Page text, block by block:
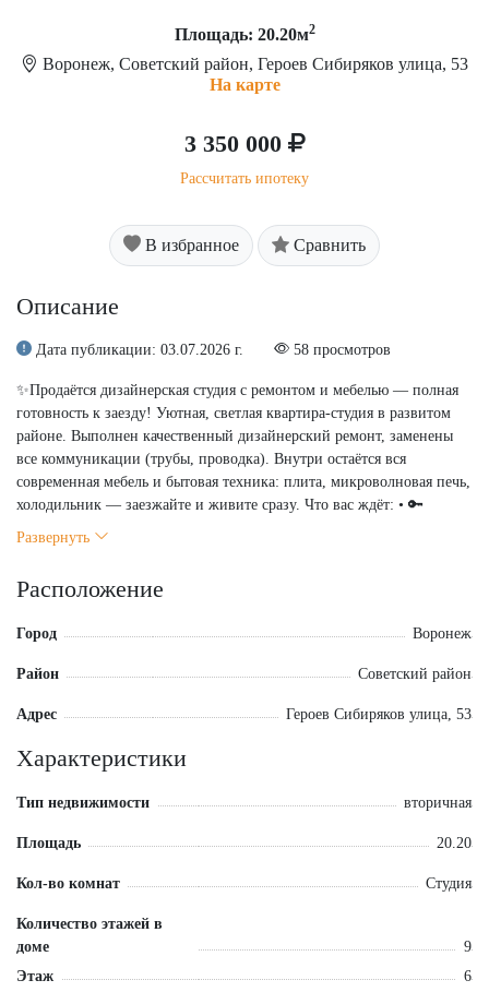
Площадь: 20.20м2
Воронеж, Советский район, Героев Сибиряков улица, 53
На карте
3 350 000
Рассчитать ипотеку
В избранное Сравнить
Описание
Дата публикации: 03.07.2026 г. 58 просмотров
✨Продаётся дизайнерская студия с ремонтом и мебелью — полная
готовность к заезду! Уютная, светлая квартира-студия в развитом
районе. Выполнен качественный дизайнерский ремонт, заменены
все коммуникации (трубы, проводка). Внутри остаётся вся
современная мебель и бытовая техника: плита, микроволновая печь,
холодильник — заезжайте и живите сразу. Что вас ждёт: • 🔑
Продуманная планировка — каждый метр используется с умом. • 🛠
Инфраструктура рядом: 🏪 ТЦ, рынок, остановка общественного
шаговой доступности. Идеальный вариант для: ✔ Первого
собственного жилья ✔ Выгодного вложения средств (ликвидно,
договорённости. 📞 Звоните, отвечу на все вопросы!
Развернуть
Расположение
Город Воронеж
Район Советский район
Адрес Героев Сибиряков улица, 53
Характеристики
Тип недвижимости вторичная
Площадь 20.20
Кол-во комнат Студия
Количество этажей в
доме
9
Этаж
6